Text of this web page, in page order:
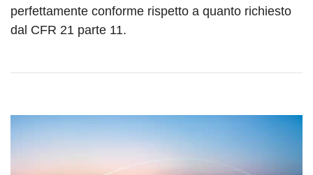
perfettamente conforme rispetto a quanto richiesto
dal CFR 21 parte 11.